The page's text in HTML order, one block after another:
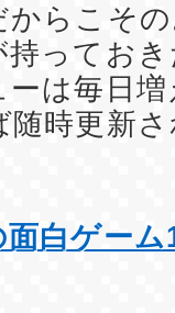
らこそ
ってお
は毎日
時更新
白ゲー